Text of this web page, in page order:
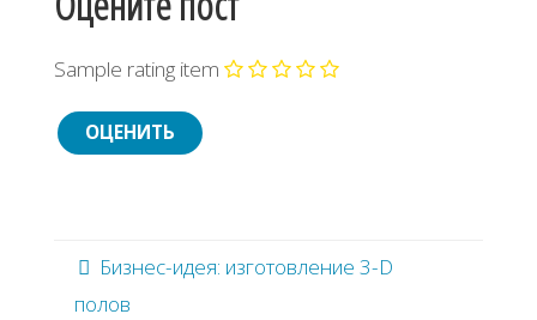
Sample rating item
Бизнес-идея: изготовление 3-D
полов